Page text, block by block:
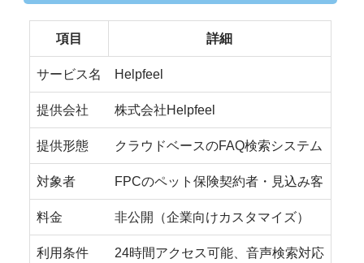
項目 詳細
サービス名 Helpfeel
提供会社 株式会社Helpfeel
提供形態 クラウドベースのFAQ検索システム
対象者 FPCのペット保険契約者・見込み客
料金 非公開（企業向けカスタマイズ）
利用条件 24時間アクセス可能、音声検索対応